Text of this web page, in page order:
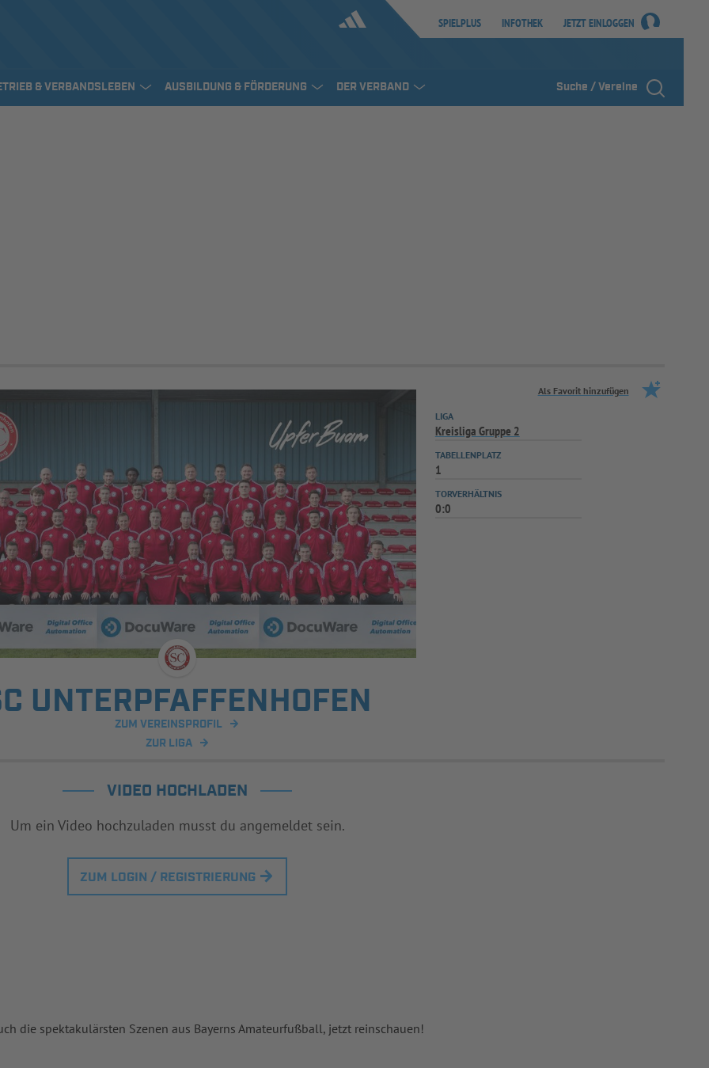
SPIELPLUS INFOTHEK JETZT EINLOGGEN
& VERBANDSLEBEN AUSBILDUNG & FÖRDERUNG DER VERBAND Suche / Vereine
Als Favorit hinzufügen
UNTERPFAFFENHOFEN
ZUM VEREINSPROFIL
ZUR LIGA
LIGA
Kreisliga Gruppe 2
TABELLENPLATZ
1
TORVERHÄLTNIS
0:0
VIDEO HOCHLADEN
Um ein Video hochzuladen musst du angemeldet sein.
ZUM LOGIN / REGISTRIERUNG
die spektakulärsten Szenen aus Bayerns Amateurfußball, jetzt reinschauen!